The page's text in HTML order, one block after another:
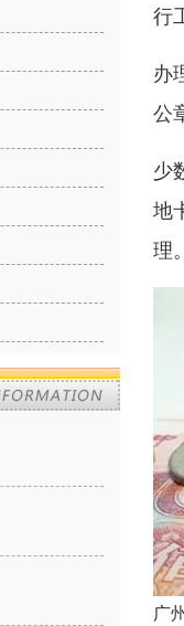
行
办
公
少
地
理
广